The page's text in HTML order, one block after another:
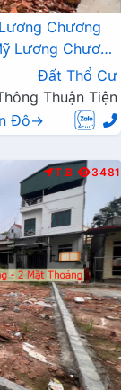
Chương
Lương Chương
Đất Thổ Cư
Thuận Tiện
Đô→
T.B 3481